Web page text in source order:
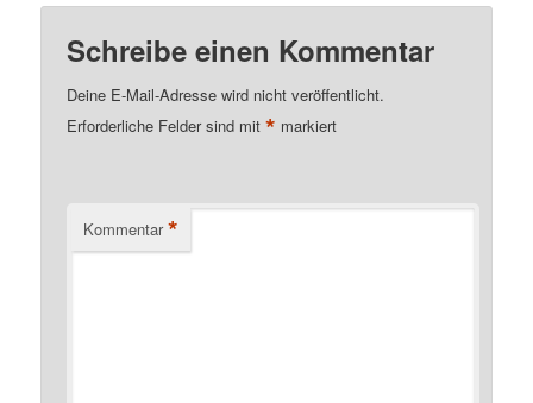
Schreibe einen Kommentar
Deine E-Mail-Adresse wird nicht veröffentlicht.
Erforderliche Felder sind mit* markiert
Kommentar *